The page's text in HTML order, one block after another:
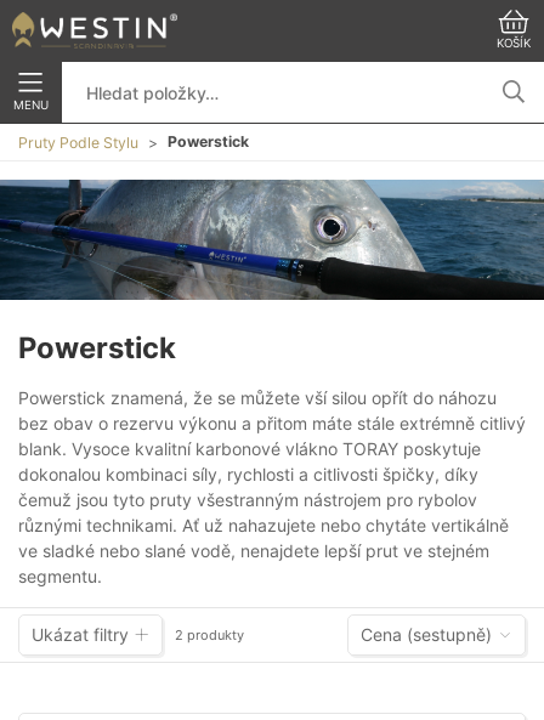
KOŠÍK
MENU
Pruty Podle Stylu Powerstick
Powerstick
Powerstick znamená, že se můžete vší silou opřít do náhozu
bez obav o rezervu výkonu a přitom máte stále extrémně citlivý
blank. Vysoce kvalitní karbonové vlákno TORAY poskytuje
dokonalou kombinaci síly, rychlosti a citlivosti špičky, díky
čemuž jsou tyto pruty všestranným nástrojem pro rybolov
různými technikami. Ať už nahazujete nebo chytáte vertikálně
ve sladké nebo slané vodě, nenajdete lepší prut ve stejném
segmentu.
Ukázat filtry 2 produkty Cena (sestupně)